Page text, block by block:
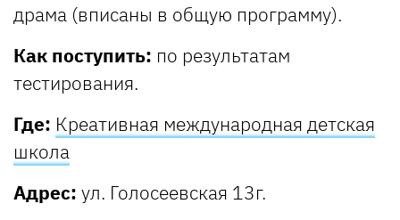
драма (вписаны в общую программу).
Как поступить: по результатам
тестирования.
Где: Креативная международная детская
школа
Адрес: ул. Голосеевская 13г.